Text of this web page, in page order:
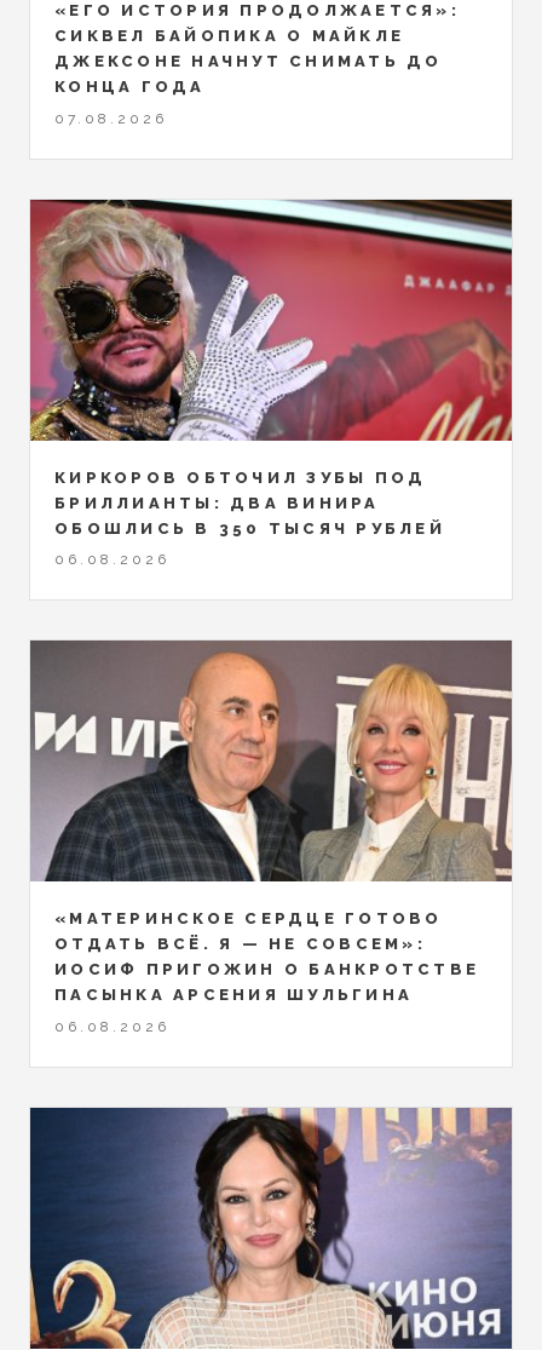
«ЕГО ИСТОРИЯ ПРОДОЛЖАЕТСЯ»:
СИКВЕЛ БАЙОПИКА О МАЙКЛЕ
ДЖЕКСОНЕ НАЧНУТ СНИМАТЬ ДО
КОНЦА ГОДА
07.08.2026
КИРКОРОВ ОБТОЧИЛ ЗУБЫ ПОД
БРИЛЛИАНТЫ: ДВА ВИНИРА
ОБОШЛИСЬ В 350 ТЫСЯЧ РУБЛЕЙ
06.08.2026
«МАТЕРИНСКОЕ СЕРДЦЕ ГОТОВО
ОТДАТЬ ВСЁ. Я — НЕ СОВСЕМ»:
ИОСИФ ПРИГОЖИН О БАНКРОТСТВЕ
ПАСЫНКА АРСЕНИЯ ШУЛЬГИНА
06.08.2026